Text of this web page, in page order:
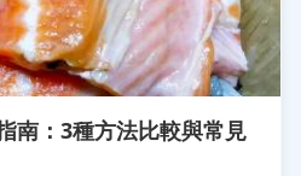
南：3種方法比較與常見